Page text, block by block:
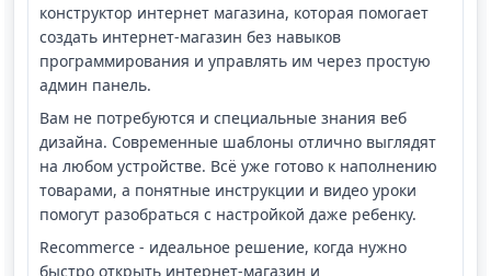
конструктор интернет магазина, которая помогает
создать интернет-магазин без навыков
программирования и управлять им через простую
админ панель.
Вам не потребуются и специальные знания веб
дизайна. Современные шаблоны отлично выглядят
на любом устройстве. Всё уже готово к наполнению
товарами, а понятные инструкции и видео уроки
помогут разобраться с настройкой даже ребенку.
Recommerce - идеальное решение, когда нужно
быстро открыть интернет-магазин и